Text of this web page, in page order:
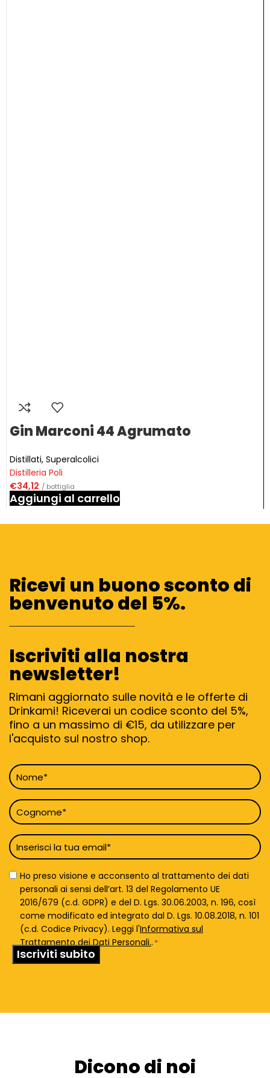
Gin Marconi 44 Agrumato
Distillati, Superalcolici
Distilleria Poli
€34,12 / bottiglia
Aggiungi al carrello
Ricevi un buono sconto di
benvenuto del 5%.
Iscriviti alla nostra
newsletter!
Rimani aggiornato sulle novità e le offerte di
Drinkami! Riceverai un codice sconto del 5%,
fino a un massimo di €15, da utilizzare per
l'acquisto sul nostro shop.
Nome
*
Cognome
*
Email
*
Privacy
Policy
Ho preso visione e acconsento al trattamento dei dati
personali ai sensi dell’art. 13 del Regolamento UE
2016/679 (c.d. GDPR) e del D. Lgs. 30.06.2003, n. 196, così
come modificato ed integrato dal D. Lgs. 10.08.2018, n. 101
(c.d. Codice Privacy). Leggi l'Informativa sul
Trattamento dei Dati Personali.. *
Dicono di noi